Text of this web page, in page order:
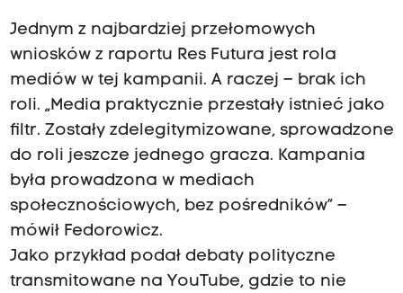
Jednym z najbardziej przełomowych
wniosków z raportu Res Futura jest rola
mediów w tej kampanii. A raczej – brak ich
roli. „Media praktycznie przestały istnieć jako
filtr. Zostały zdelegitymizowane, sprowadzone
do roli jeszcze jednego gracza. Kampania
była prowadzona w mediach
społecznościowych, bez pośredników” –
mówił Fedorowicz.
Jako przykład podał debaty polityczne
transmitowane na YouTube, gdzie to nie